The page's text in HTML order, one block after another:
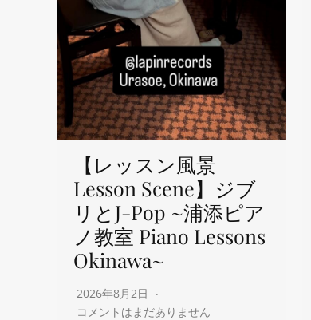
【レッスン風景
Lesson Scene】ジブ
リとJ-Pop ~浦添ピア
ノ教室 Piano Lessons
Okinawa~
2026年8月2日
コメントはまだありません